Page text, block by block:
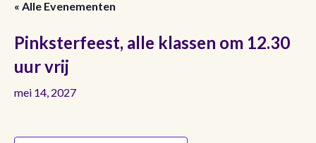
« Alle Evenementen
Pinksterfeest, alle klassen om 12.30
uur vrij
mei 14, 2027